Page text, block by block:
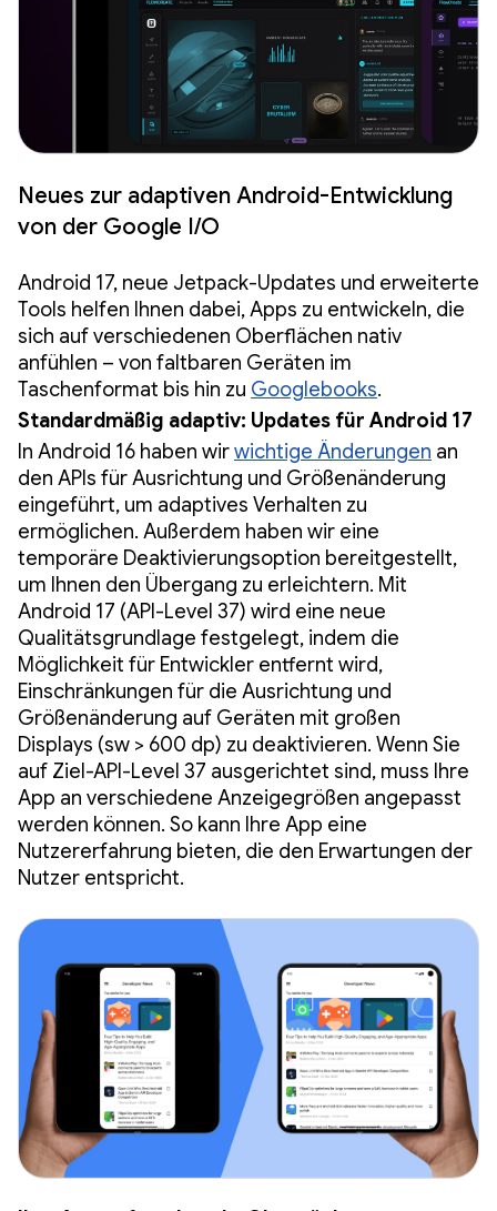
Neues zur adaptiven Android-Entwicklung
von der Google I/O
Android 17, neue Jetpack-Updates und erweiterte
Tools helfen Ihnen dabei, Apps zu entwickeln, die
sich auf verschiedenen Oberflächen nativ
anfühlen – von faltbaren Geräten im
Taschenformat bis hin zu Googlebooks.
Standardmäßig adaptiv: Updates für Android 17
In Android 16 haben wirwichtige Änderungen an
den APIs für Ausrichtung und Größenänderung
eingeführt, um adaptives Verhalten zu
ermöglichen. Außerdem haben wir eine
temporäre Deaktivierungsoption bereitgestellt,
um Ihnen den Übergang zu erleichtern. Mit
Android 17 (API-Level 37) wird eine neue
Qualitätsgrundlage festgelegt, indem die
Möglichkeit für Entwickler entfernt wird,
Einschränkungen für die Ausrichtung und
Größenänderung auf Geräten mit großen
Displays (sw > 600 dp) zu deaktivieren. Wenn Sie
auf Ziel-API-Level 37 ausgerichtet sind, muss Ihre
App an verschiedene Anzeigegrößen angepasst
werden können. So kann Ihre App eine
Nutzererfahrung bieten, die den Erwartungen der
Nutzer entspricht.